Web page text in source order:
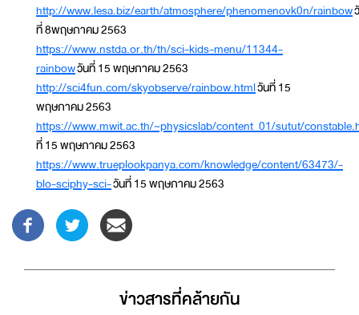
http://www.lesa.biz/earth/atmosphere/phenomenovk0n/rainbow
ที่ 8พฤษภาคม 2563
https://www.nstda.or.th/th/sci-kids-menu/11344-
rainbowวันที่ 15 พฤษภาคม 2563
http://sci4fun.com/skyobserve/rainbow.htmlวันที่ 15
พฤษภาคม 2563
https://www.mwit.ac.th/~physicslab/content_01/sutut/
ที่ 15 พฤษภาคม 2563
https://www.trueplookpanya.com/knowledge/content/63473/-
blo-sciphy-sci-วันที่ 15 พฤษภาคม 2563
ข่าวสารที่่คล้ายกัน